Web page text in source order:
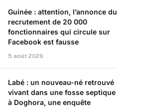
Guinée : attention, l’annonce du
recrutement de 20 000
fonctionnaires qui circule sur
Facebook est fausse
5 août 2026
Labé : un nouveau-né retrouvé
vivant dans une fosse septique
à Doghora, une enquête